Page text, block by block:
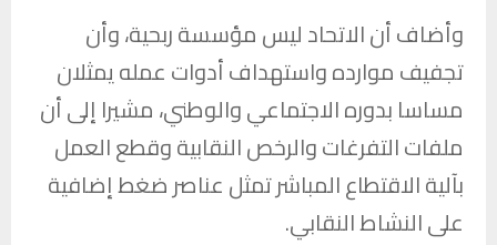
وأضاف أن الاتحاد ليس مؤسسة ربحية، وأن
تجفيف موارده واستهداف أدوات عمله يمثلان
مساسا بدوره الاجتماعي والوطني، مشيرا إلى أن
ملفات التفرغات والرخص النقابية وقطع العمل
بآلية الاقتطاع المباشر تمثل عناصر ضغط إضافية
على النشاط النقابي.